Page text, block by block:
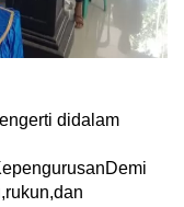
didalam